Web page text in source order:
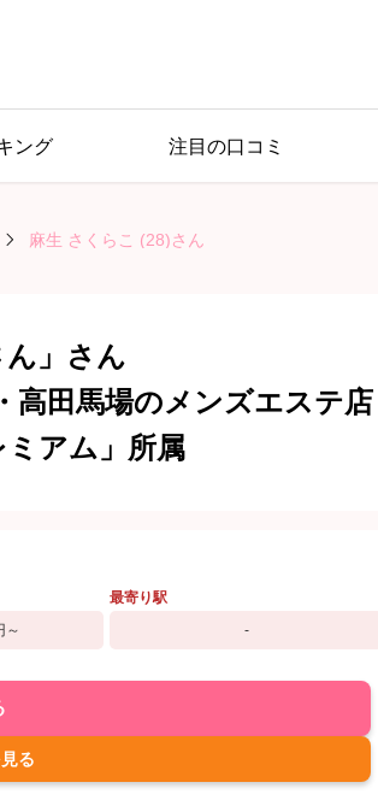
ング 注目の口コミ
麻生 さくらこ (28)さん
」さん
高田馬場のメンズエステ店
ミアム」所属
～
最寄り駅
-
る